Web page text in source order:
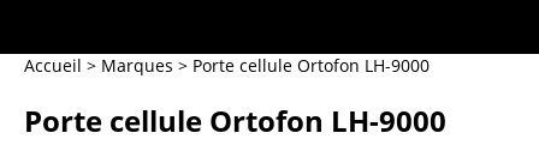
Accueil > Marques > Porte cellule Ortofon LH-9000
Porte cellule Ortofon LH-9000